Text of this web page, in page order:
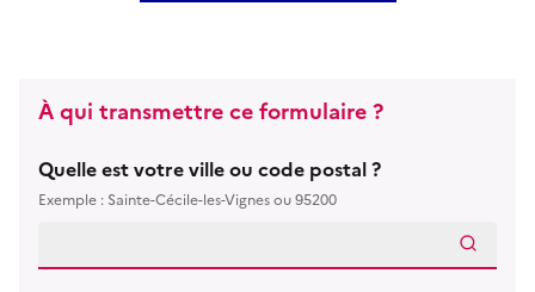
À qui transmettre ce formulaire ?
Quelle est votre ville ou code postal ?
Exemple : Sainte-Cécile-les-Vignes ou 95200